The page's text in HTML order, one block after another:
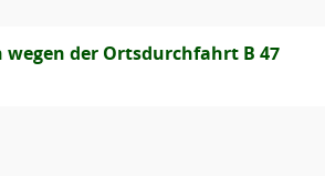
wegen der Ortsdurchfahrt B 47